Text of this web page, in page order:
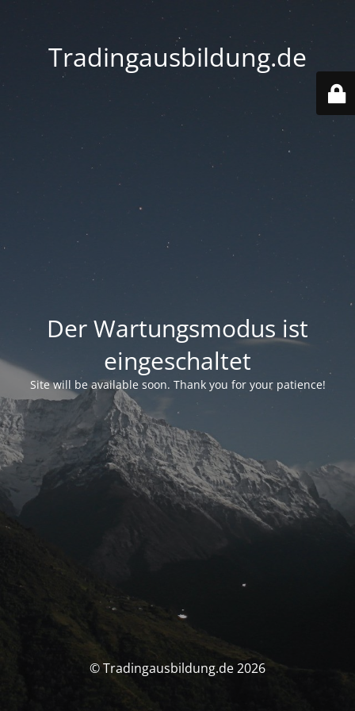
Tradingausbildung.de
Der Wartungsmodus ist
eingeschaltet
Site will be available soon. Thank you for your patience!
© Tradingausbildung.de 2026